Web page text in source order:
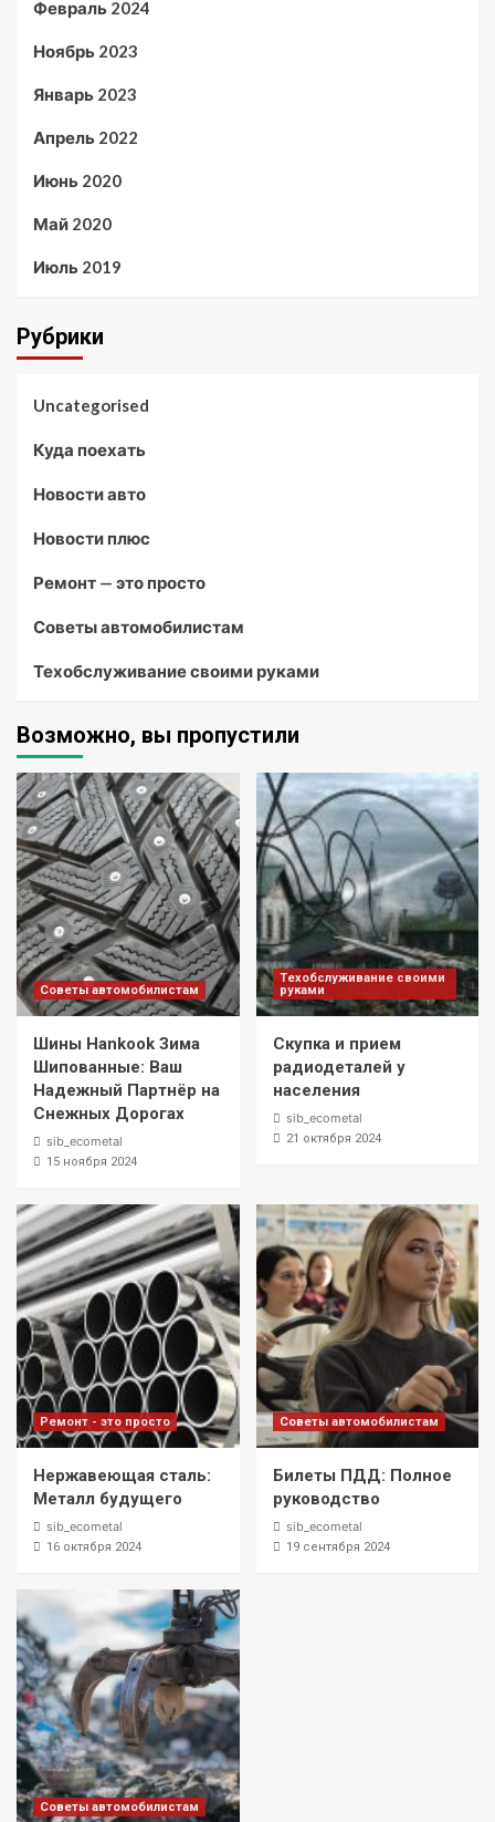
Февраль 2024
Ноябрь 2023
Январь 2023
Апрель 2022
Июнь 2020
Май 2020
Июль 2019
Рубрики
Uncategorised
Куда поехать
Новости авто
Новости плюс
Ремонт — это просто
Советы автомобилистам
Техобслуживание своими руками
Возможно, вы пропустили
Советы автомобилистам
Шины Hankook Зима
Шипованные: Ваш
Надежный Партнёр на
Снежных Дорогах
sib_ecometal
15 ноября 2024
Техобслуживание своими
руками
Скупка и прием
радиодеталей у
населения
sib_ecometal
21 октября 2024
Ремонт - это просто
Нержавеющая сталь:
Металл будущего
sib_ecometal
16 октября 2024
Советы автомобилистам
Билеты ПДД: Полное
руководство
sib_ecometal
19 сентября 2024
Советы автомобилистам